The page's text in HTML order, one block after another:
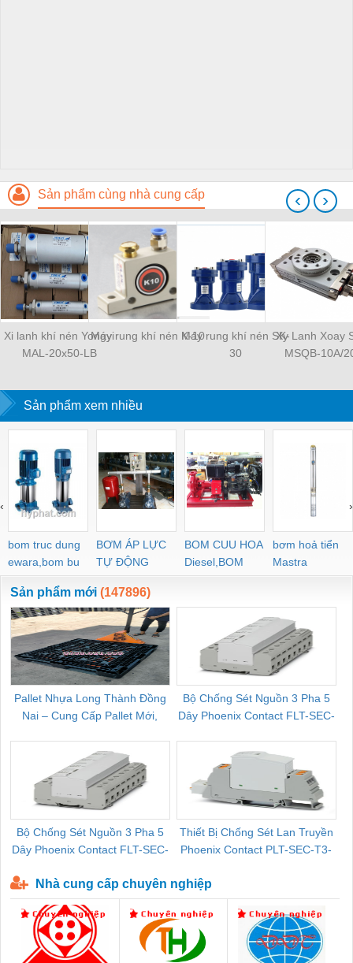
Sản phẩm cùng nhà cung cấp
Xi lanh khí nén Yongyi
MAL-20x50-LB
Máy rung khí nén K-10Máy rung khí nén SK-
30
Xy Lanh Xoay
MSQB-10A/
‹ ›
Sản phẩm xem nhiều
bom truc dung
ewara,bom bu
ewara
BƠM ÁP LỰC
TỰ ĐỘNG
BOM CUU HOA
Diesel,BOM
CHUA CHAY
bơm hoả tiển
Mastra
‹ ›
Sản phẩm mới (147896)
Pallet Nhựa Long Thành Đồng
Nai – Cung Cấp Pallet Mới,
Bộ Chống Sét Nguồn 3 Pha 5
Dây Phoenix Contact FLT-SEC-
Bộ Chống Sét Nguồn 3 Pha 5
Dây Phoenix Contact FLT-SEC-
Thiết Bị Chống Sét Lan Truyền
Phoenix Contact PLT-SEC-T3-
Nhà cung cấp chuyên nghiệp